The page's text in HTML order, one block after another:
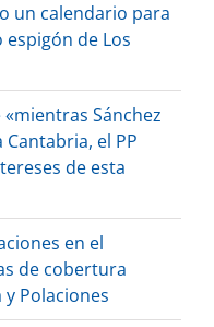
un calendario para
de Los
Sánchez
el PP
de esta
en el
de cobertura
y Polaciones